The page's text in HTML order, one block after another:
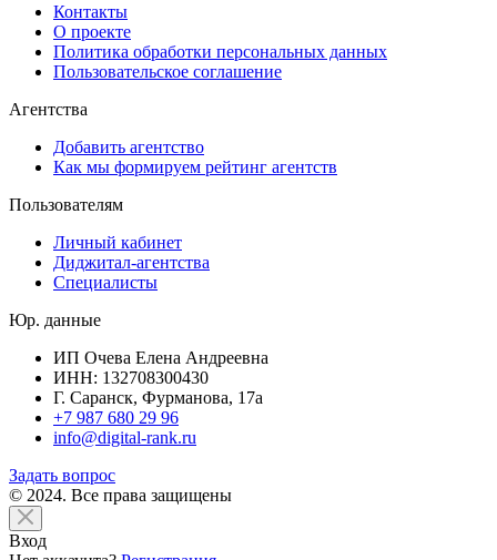
Контакты
О проекте
Политика обработки персональных данных
Пользовательское соглашение
Агентства
Добавить агентство
Как мы формируем рейтинг агентств
Пользователям
Личный кабинет
Диджитал-агентства
Специалисты
Юр. данные
ИП Очева Елена Андреевна
ИНН: 132708300430
Г. Саранск, Фурманова, 17а
+7 987 680 29 96
info@digital-rank.ru
Задать вопрос
© 2024. Все права защищены
Вход